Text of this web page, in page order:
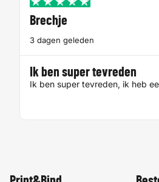
Brechje
3 dagen geleden
Ik ben super tevreden
Ik ben super tevreden, ik heb